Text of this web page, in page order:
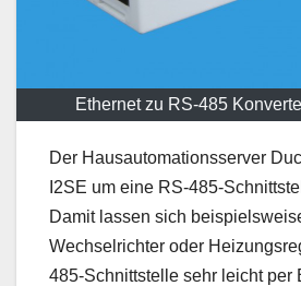
Ethernet zu RS-485
Der Hausautomationsserver
I2SE um eine RS-485-
Damit lassen sich
Wechselrichter oder
485-Schnittstelle sehr leicht per